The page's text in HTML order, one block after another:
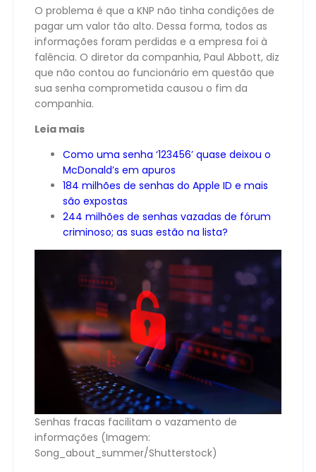
O problema é que a KNP não tinha condições de
pagar um valor tão alto. Dessa forma, todos as
informações foram perdidas e a empresa foi à
falência. O diretor da companhia, Paul Abbott, diz
que não contou ao funcionário em questão que
sua senha comprometida causou o fim da
companhia.
Leia mais
Como uma senha ‘123456’ quase deixou o
McDonald’s em apuros
184 milhões de senhas do Apple ID e mais
são expostas
244 milhões de senhas vazadas de fórum
criminoso; as suas estão na lista?
Senhas fracas facilitam o vazamento de
informações (Imagem:
Song_about_summer/Shutterstock)